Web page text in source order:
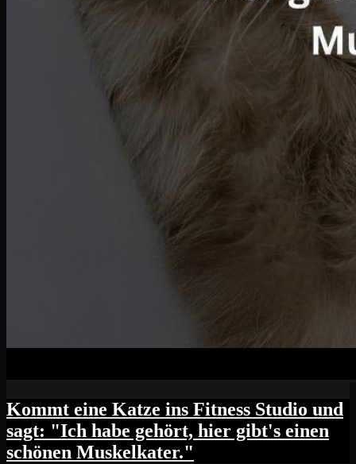
Kommt eine Katze ins Fitness Studio und
sagt: "Ich habe gehört, hier gibt's einen
schönen Muskelkater."